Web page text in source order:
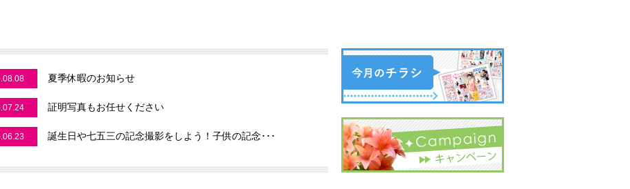
夏季休暇のお知らせ
証明写真もお任せください
誕生日や七五三の記念撮影をしよう！子供の記念･･･